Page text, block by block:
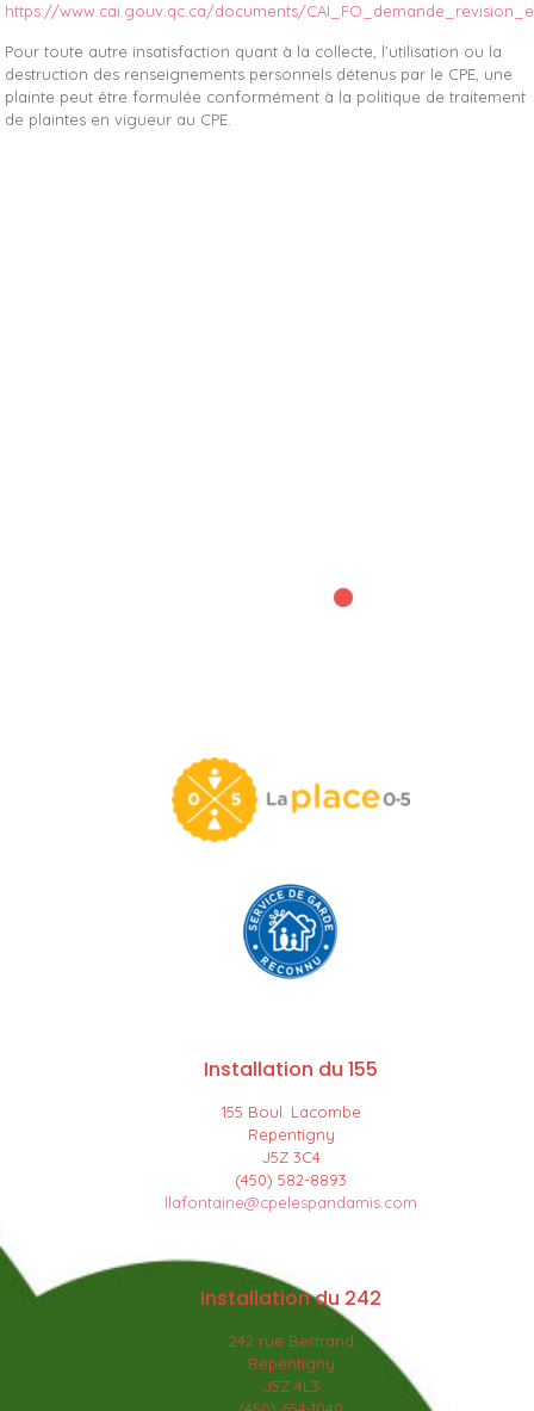
https://www.cai.gouv.qc.ca/documents/
Pour toute autre insatisfaction quant à la collecte, l’utilisation ou la
destruction des renseignements personnels détenus par le CPE, une
plainte peut être formulée conformément à la politique de traitement
de plaintes en vigueur au CPE.
Installation du 155
155 Boul. Lacombe
Repentigny
J5Z 3C4
(450) 582-8893
llafontaine@cpelespandamis.com
Installation du 242
242 rue Bertrand
Repentigny
J5Z 4L3